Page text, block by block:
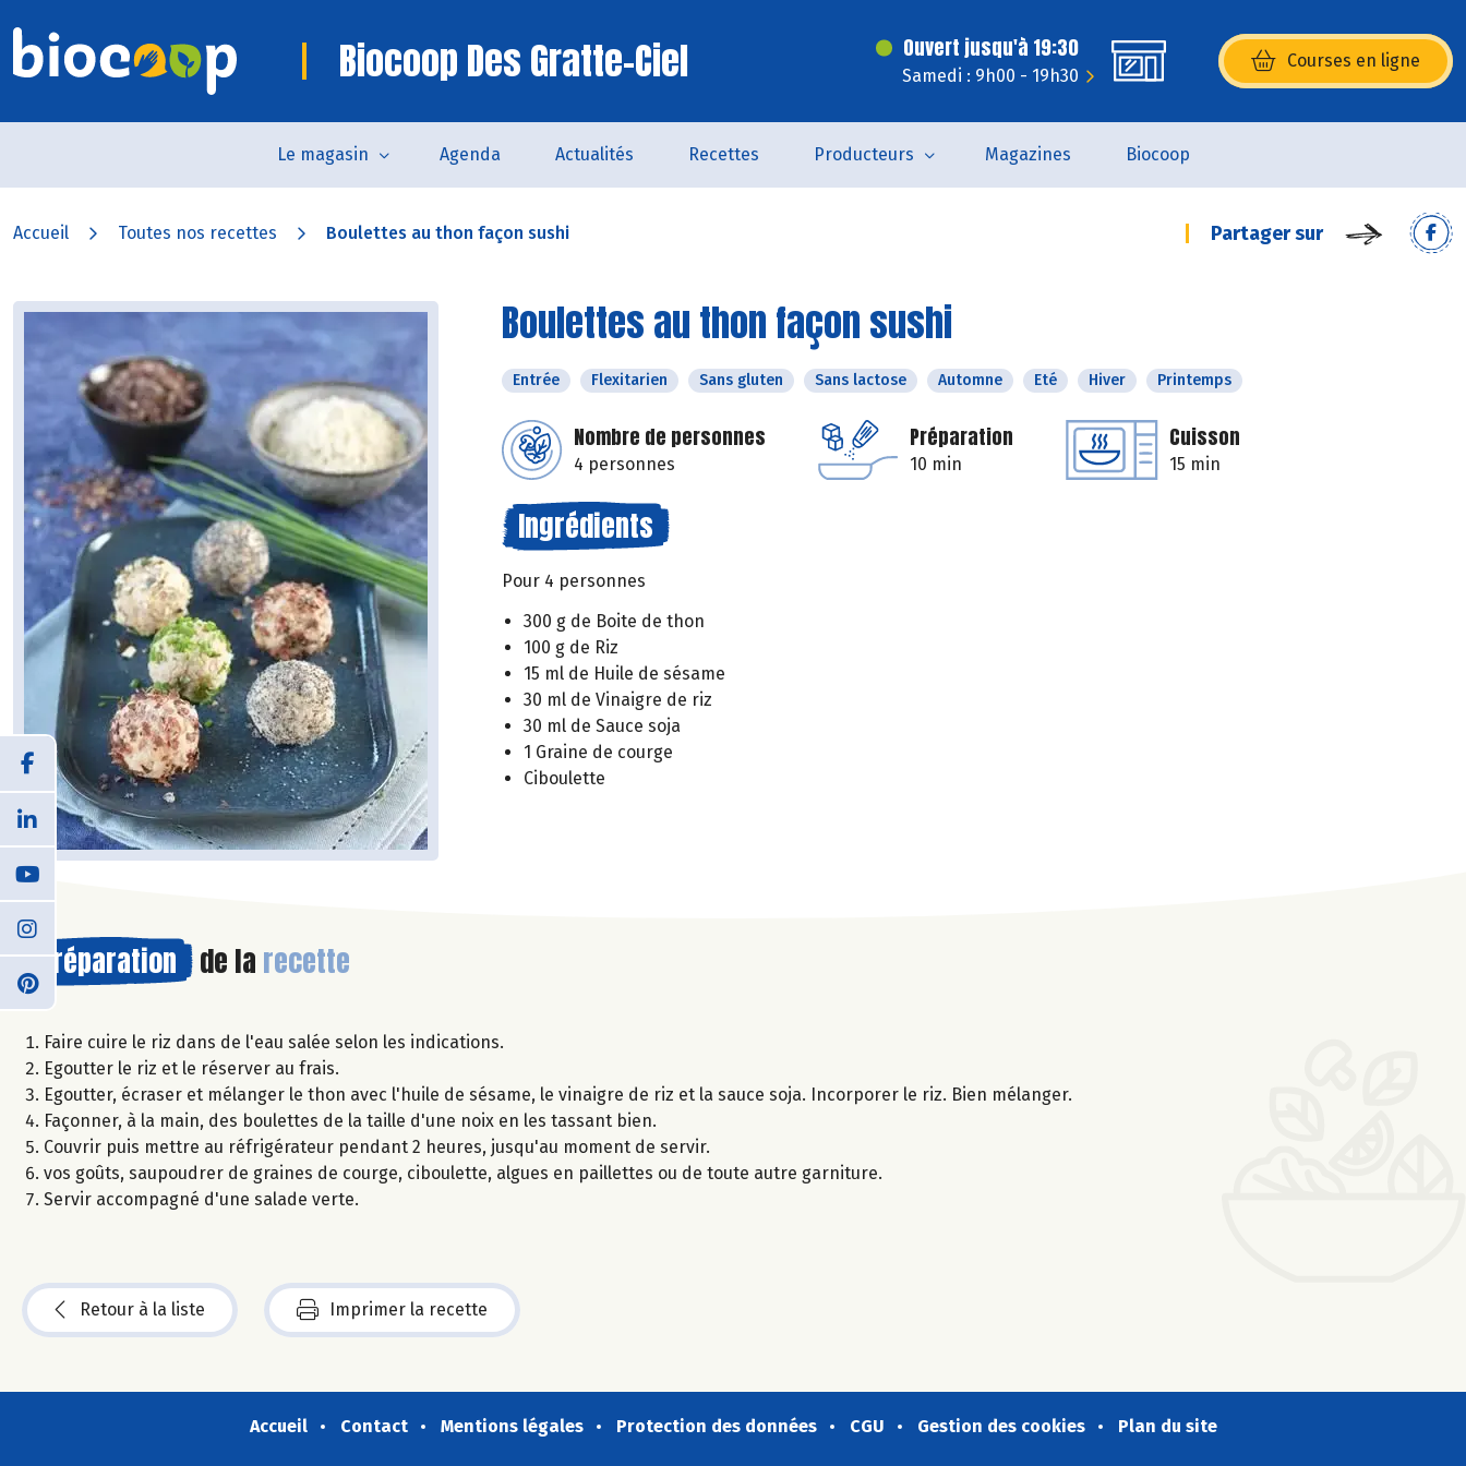
Biocoop Des Gratte-Ciel Ouvert jusqu'à 19:30
Samedi : 9h00 - 19h30
Courses en ligne
(s’ouvre dans une nouvelle
Le magasin Agenda Actualités Recettes Producteurs Magazines Biocoop
Accueil Toutes nos recettes Boulettes au thon façon sushi Partager sur
Boulettes au thon façon sushi
Entrée Flexitarien Sans gluten Sans lactose Automne Eté Hiver Printemps
Nombre de personnes
4 personnes
Préparation
10 min
Cuisson
15 min
Ingrédients
Pour 4 personnes
300 g de Boite de thon
100 g de Riz
15 ml de Huile de sésame
30 ml de Vinaigre de riz
30 ml de Sauce soja
1 Graine de courge
Ciboulette
Préparation de la recette
Faire cuire le riz dans de l'eau salée selon les indications.
Egoutter le riz et le réserver au frais.
Egoutter, écraser et mélanger le thon avec l'huile de sésame, le vinaigre de riz et la sauce soja. Incorporer le riz. Bien mélanger.
Façonner, à la main, des boulettes de la taille d'une noix en les tassant bien.
Couvrir puis mettre au réfrigérateur pendant 2 heures, jusqu'au moment de servir.
vos goûts, saupoudrer de graines de courge, ciboulette, algues en paillettes ou de toute autre garniture.
Servir accompagné d'une salade verte.
Retour à la liste Imprimer la recette
Accueil Contact Mentions légales Protection des données CGU Gestion des cookies Plan du site